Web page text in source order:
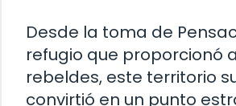
Desde la toma de
refugio que proporcionó
rebeldes, este territorio
convirtió en un punto